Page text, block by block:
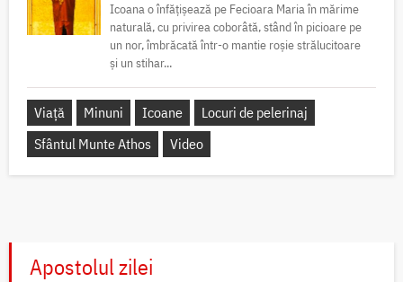
Icoana o înfățișează pe Fecioara Maria în mărime
naturală, cu privirea coborâtă, stând în picioare pe
un nor, îmbrăcată într-o mantie roșie strălucitoare
și un stihar...
Viață Minuni Icoane
Locuri de pelerinaj
Sfântul Munte Athos
Video
Apostolul zilei